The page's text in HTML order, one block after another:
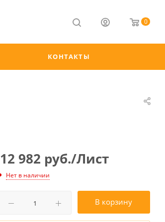
0
КОНТАКТЫ
12 982 руб./Лист
Нет в наличии
В корзину